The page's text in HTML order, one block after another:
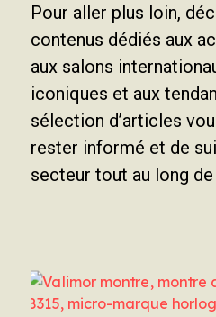
Pour aller plus loin,
contenus dédiés aux
aux salons
iconiques et aux
sélection d’articles
rester informé et de
secteur tout au long de